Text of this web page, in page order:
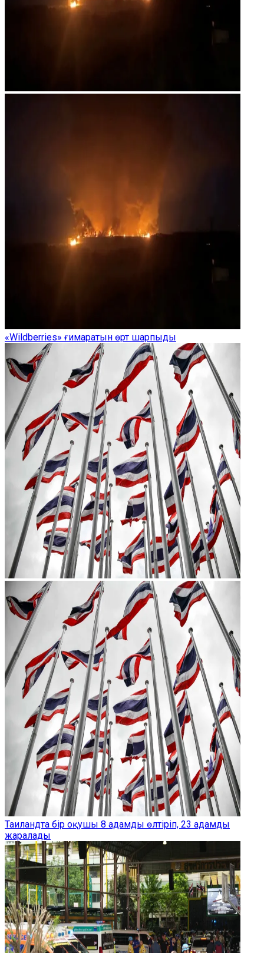
«Wildberries» ғимаратын өрт шарпыды
Таиландта бір оқушы 8 адамды өлтіріп, 23 адамды
жаралады